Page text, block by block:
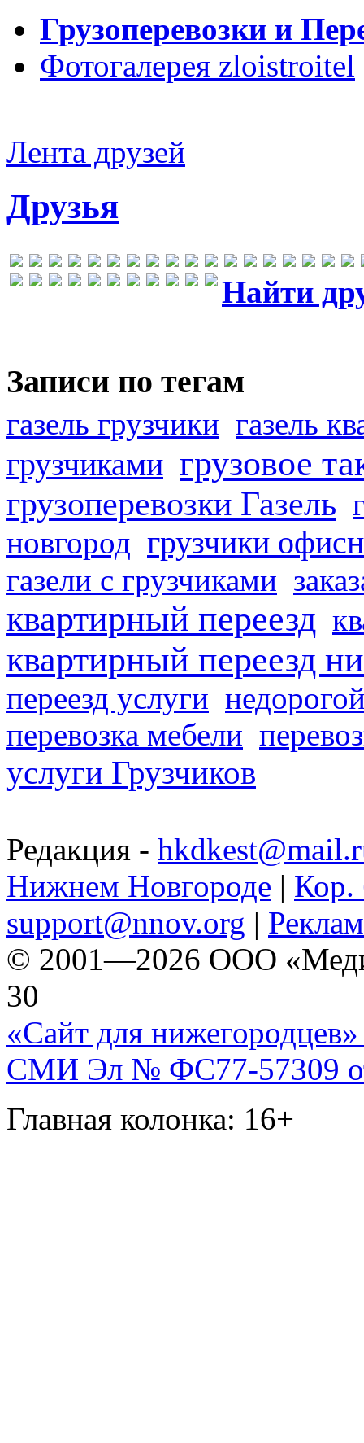
Грузоперевозки и
Фотогалерея zloistroitel
Лента друзей
Друзья
Найти
Записи по тегам
газель грузчики газель
грузчиками грузовое
грузоперевозки Газель
новгород грузчики
газели с грузчиками
квартирный переезд
квартирный переезд
переезд услуги
перевозка мебели
услуги Грузчиков
Редакция -
Нижнем Новгороде | Кор.
support@nnov.org |
© 2001—2026 ООО
30
«Сайт для нижегородцев»
СМИ Эл № ФС77-57309
Главная колонка: 16+